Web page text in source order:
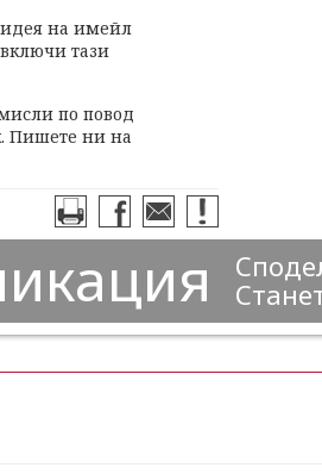
идея на имейл
тази
по повод
Пишете ни на